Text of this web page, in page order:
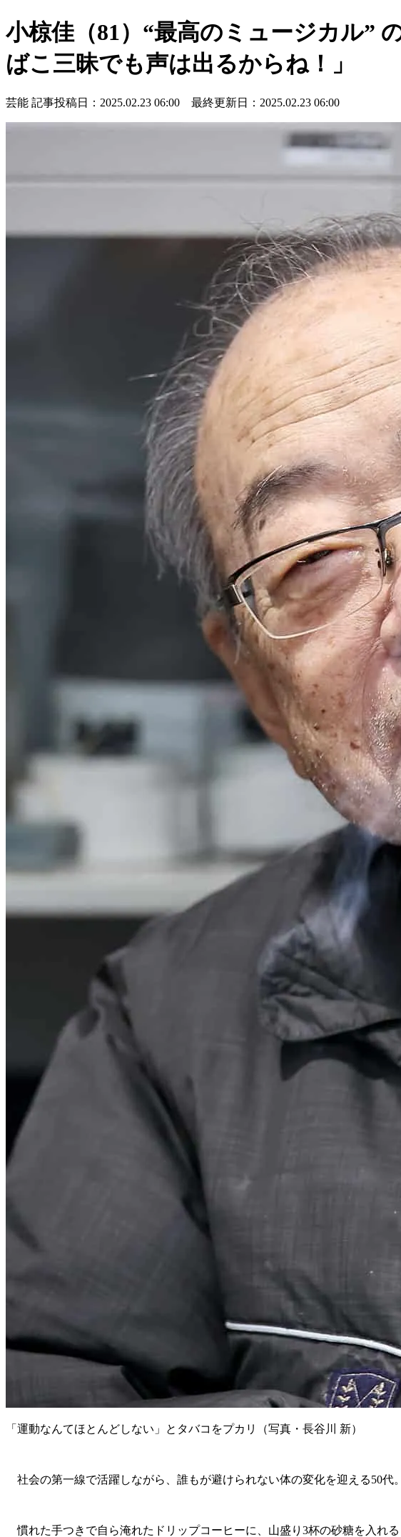
小椋佳（81）“最高のミュージカル”
ばこ三昧でも声は出るからね！」
芸能 記事投稿日：2025.02.23 06:00 最終更新日：2025.02.23 06:00
「運動なんてほとんどしない」とタバコをプカリ（写真・長谷川 新）
社会の第一線で活躍しながら、誰もが避けられない体の変化を迎える50
慣れた手つきで自ら淹れたドリップコーヒーに、山盛り3杯の砂糖を入れる